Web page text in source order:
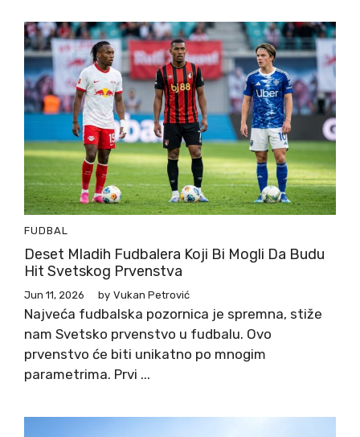
FUDBAL
Deset Mladih Fudbalera Koji Bi Mogli Da Budu
Hit Svetskog Prvenstva
Jun 11, 2026 by Vukan Petrović
Najveća fudbalska pozornica je spremna, stiže
nam Svetsko prvenstvo u fudbalu. Ovo
prvenstvo će biti unikatno po mnogim
parametrima. Prvi ...